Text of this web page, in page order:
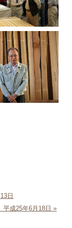
日
成25年6月18日 »